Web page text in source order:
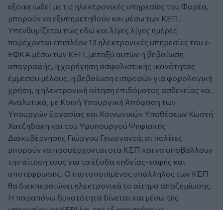
εξοικειωθεί με τις ηλεκτρονικές υπηρεσίες του Φορέα,
μπορούν να εξυπηρετηθούν και μέσω των ΚΕΠ.
Υπενθυμίζεται πως εδώ και λίγες λίγες ημέρες
παρέχονται επιπλέον 13 ηλεκτρονικές υπηρεσίες του e-
ΕΦΚΑ μέσω των ΚΕΠ, μεταξύ αυτών η βεβαίωση
απογραφής, η χορήγηση ασφαλιστικής ικανότητας
έμμεσου μέλους, η βεβαίωση εισφορών για φορολογική
χρήση, η ηλεκτρονική αίτηση επιδόματος ασθενείας κα.
Αναλυτικά, με Κοινή Υπουργική Απόφαση των
Υπουργών Εργασίας και Κοινωνικών Υποθέσεων Κωστή
Χατζηδάκη και του Υφυπουργού Ψηφιακής
Διακυβέρνησης Γιώργου Γεωργαντά, οι πολίτες
μπορούν να προσέρχονται στα ΚΕΠ και να υποβάλλουν
την αίτηση τους για τα έξοδα κηδείας-ταφής και
αποτέφρωσης. Ο πιστοποιημένος υπάλληλος των ΚΕΠ
θα διεκπεραιώνει ηλεκτρονικά το αίτημα αποζημίωσης.
Η παραπάνω δυνατότητα δίνεται και μέσω της